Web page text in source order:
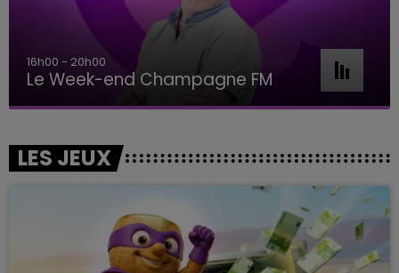
16h00 - 20h00
Le Week-end Champagne FM
LES JEUX